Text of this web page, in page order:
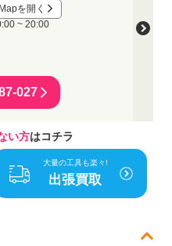
を開く
~ 20:00
027
い方はコチラ
大量の工具も楽々!
出張買取